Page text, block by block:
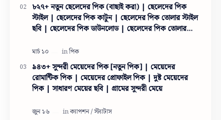
৮২৭+ নতুন ছেলেদের পিক (বাছাই করা) | ছেলেদের পিক
স্টাইল | ছেলেদের পিক কাটুন | ছেলেদের পিক তোলার স্টাইল
ছবি | ছেলেদের পিক ডাউনলোড | ছেলেদের পিক তোলার
৯৪৩+ সুন্দরী মেয়েদের পিক [নতুন পিক] | মেয়েদের
রোমান্টিক পিক | মেয়েদের প্রোফাইল পিক | দুষ্ট মেয়েদের
পিক | সাধারণ মেয়ের ছবি | গ্রামের সুন্দরী মেয়ে